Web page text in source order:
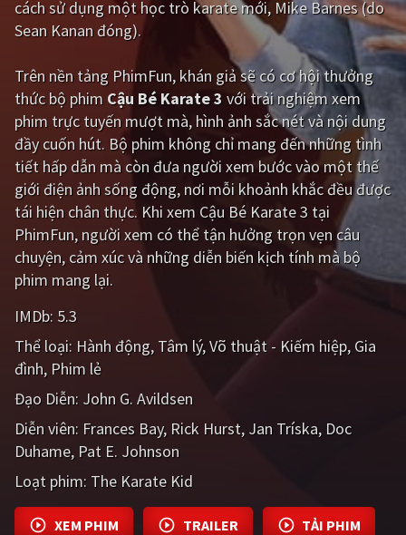
Giật gân Gia đình
Bí ẩn Lịch sử
Viễn Tây Tiểu sử
GameShow DramaTV
QUỐC GIA
Âu - Mỹ Trung Quốc - Hồng Kông
Hàn Quốc Nhật Bản
Tổng hợp
CẬP NHẬT
PHIM MỚI
PHIM BỘ
PHIM LẺ
cách sử dụng một học trò karate mới, Mike Barnes (do
Sean Kanan đóng).
Trên nền tảng PhimFun, khán giả sẽ có cơ hội thưởng
thức bộ phim Cậu Bé Karate 3 với trải nghiệm xem
phim trực tuyến mượt mà, hình ảnh sắc nét và nội dung
đầy cuốn hút. Bộ phim không chỉ mang đến những tình
tiết hấp dẫn mà còn đưa người xem bước vào một thế
giới điện ảnh sống động, nơi mỗi khoảnh khắc đều được
tái hiện chân thực. Khi xem Cậu Bé Karate 3 tại
PhimFun, người xem có thể tận hưởng trọn vẹn câu
chuyện, cảm xúc và những diễn biến kịch tính mà bộ
phim mang lại.
IMDb: 5.3
Thể loại: Hành động Tâm lý Võ thuật - Kiếm hiệp Gia
đình Phim lẻ
Đạo Diễn: John G. Avildsen
Diễn viên: Frances Bay Rick Hurst Jan Tríska Doc
Duhame Pat E. Johnson
Loạt phim: The Karate Kid
XEM PHIM TRAILER TẢI PHIM